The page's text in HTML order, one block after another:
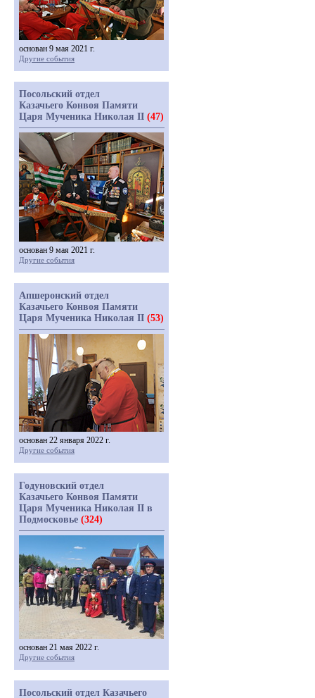
основан 9 мая 2021 г.
Другие события
Посольский отдел
Казачьего Конвоя Памяти
Царя Мученика Николая II (47)
основан 9 мая 2021 г.
Другие события
Апшеронский отдел
Казачьего Конвоя Памяти
Царя Мученика Николая II (53)
основан 22 января 2022 г.
Другие события
Годуновский отдел
Казачьего Конвоя Памяти
Царя Мученика Николая II в
Подмосковье (324)
основан 21 мая 2022 г.
Другие события
Посольский отдел Казачьего